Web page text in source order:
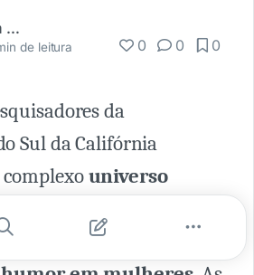
Academia Médica
de leitura 0 0 0
da
Sul da Califórnia
universo
associados às